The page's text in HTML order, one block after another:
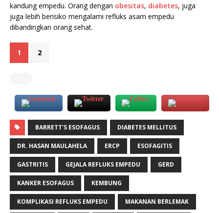
kandung empedu. Orang dengan obesitas, diabetes, juga
juga lebih berisiko mengalami refluks asam empedu
dibandingkan orang sehat.
1 2
BARRETT'S ESOFAGUS DIABETES MELLITUS
DR. HASAN MAULAHELA ERCP ESOFAGITIS
GASTRITIS GEJALA REFLUKS EMPEDU GERD
KANKER ESOFAGUS KEMBUNG
KOMPLIKASI REFLUKS EMPEDU MAKANAN BERLEMAK